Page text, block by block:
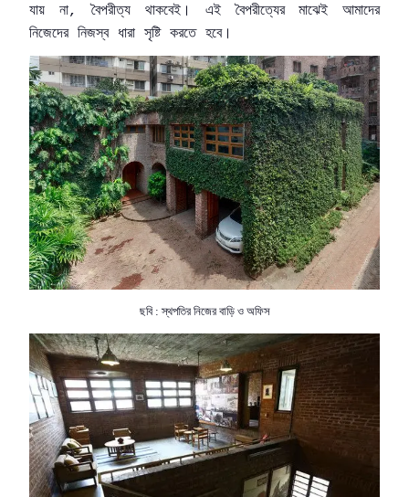
যায়
না,বৈপরীত্য থাকবেই। এই বৈপরীত্যের মাঝেই
আমাদের
নিজেদের নিজস্ব ধারা সৃষ্টি করতে হবে।
ছবি : স্থপতির নিজের বাড়ি ও অফিস